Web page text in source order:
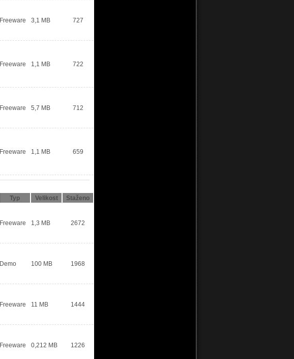
Freeware 3,1 MB 727
Freeware 1,1 MB 722
Freeware 5,7 MB 712
Freeware 1,1 MB 659
Typ Velikost
Staženo
Freeware 1,3 MB 2672
Demo 100 MB 1968
Freeware 11 MB 1444
Freeware 0,212 MB 1226